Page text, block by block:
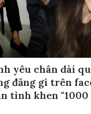
yêu chân dài
đăng gì trên
tình khen "1000